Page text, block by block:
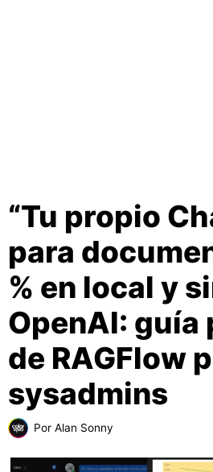
“Tu propio
para
% en local y
OpenAI: guía
de RAGFlow
sysadmins
Por Alan Sonny